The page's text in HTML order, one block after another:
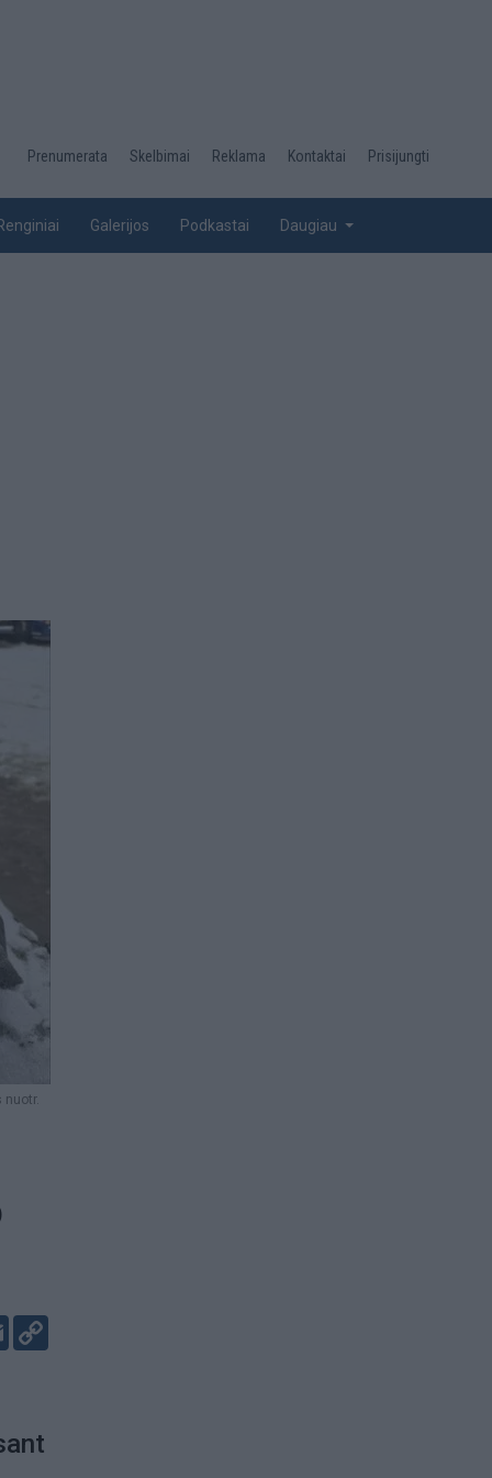
Desktop
top
Prenumerata Skelbimai Reklama Kontaktai Prisijungti
Galerijos Podkastai Daugiau
nuotr.
Email